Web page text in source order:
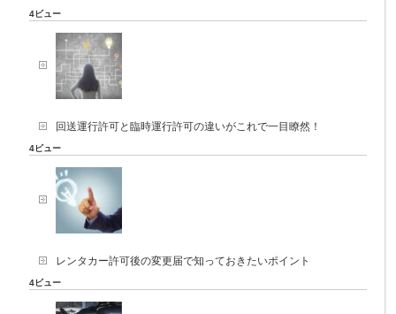
4ビュー
回送運行許可と臨時運行許可の違いがこれで一目瞭然！
4ビュー
レンタカー許可後の変更届で知っておきたいポイント
4ビュー